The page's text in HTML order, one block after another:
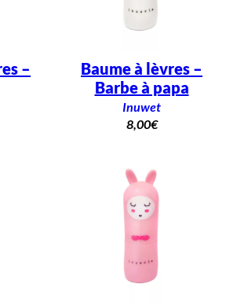
–
Baume à lèvres –
Barbe à papa
Inuwet
8,00€